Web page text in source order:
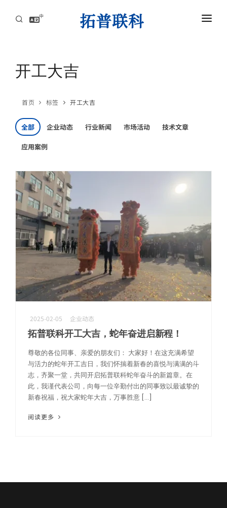
中
AI服务器高速互连解方案
AI服务器高速互连解方案
攻克高速背板瓶颈，赋能AI集群，实现超低延迟与海量数据的高效传导
机器人精密互连方案
专攻微型化场景，为人形机器人手指关节提供高柔性与高精度信号传输
联系
开工大吉
首页 标签 开工大吉
全部 企业动态 行业新闻 市场活动 技术文章
应用案例
2025-02-05 企业动态
拓普联科开工大吉，蛇年奋进启新程！
尊敬的各位同事、亲爱的朋友们： 大家好！在这充满希望
与活力的蛇年开工吉日，我们怀揣着新春的喜悦与满满的斗
志，齐聚一堂，共同开启拓普联科蛇年奋斗的新篇章。在
此，我谨代表公司，向每一位辛勤付出的同事致以最诚挚的
新春祝福，祝大家蛇年大吉，万事胜意 […]
阅读更多